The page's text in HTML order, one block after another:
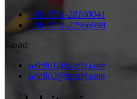
+86 0731-28160041
+86 0731-22966998
Email:
sale801@zzyzhj.com
sale802@zzyzhj.com